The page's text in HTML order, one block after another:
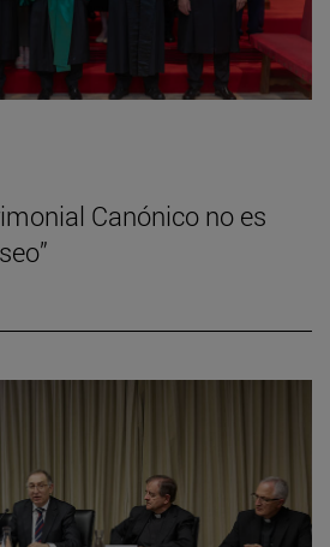
Canónico no es